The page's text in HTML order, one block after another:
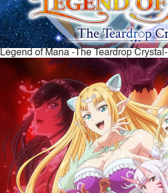
Legend of Mana -The Teardrop Crystal-